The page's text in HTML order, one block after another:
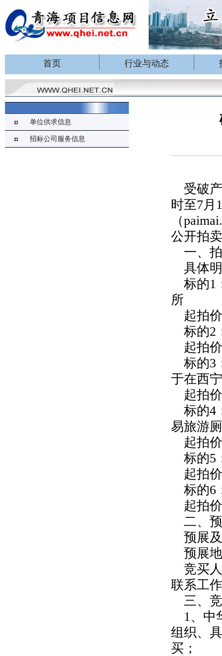
首页 行业与动态
单位供求信息
招标公司服务信息
受破
时至7月
（
公开拍
一、
具体
标的1
所
起拍
标的2
起拍
标的3
于在西
起拍
标的4
易旅游
起拍
标的5
起拍
标的6
起拍
二、
预展
预展
竞买
联系工
三、
1、中
组织、
买；